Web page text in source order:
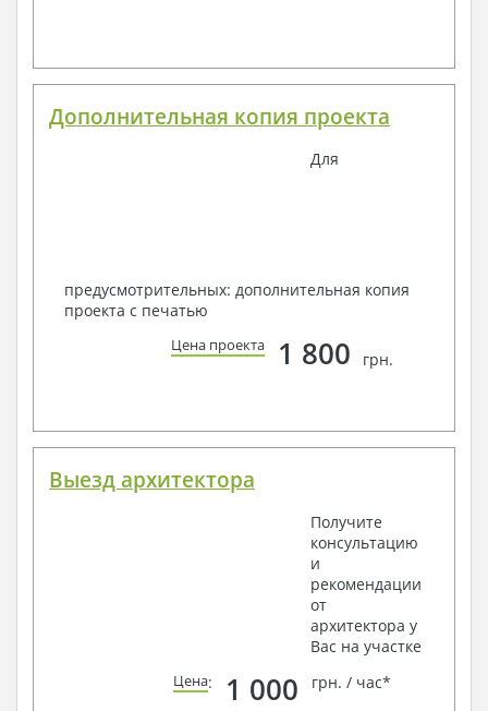
Дополнительная копия проекта
Для
предусмотрительных: дополнительная копия
проекта с печатью
Цена проекта 1 800 грн.
Выезд архитектора
Получите
консультацию
и
рекомендации
от
архитектора у
Вас на участке
Цена: 1 000 грн. / час*